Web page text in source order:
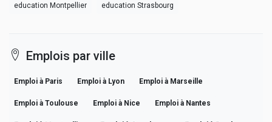
education Montpellier education Strasbourg
Emplois par ville
Emploi à Paris Emploi à Lyon Emploi à Marseille
Emploi à Toulouse Emploi à Nice Emploi à Nantes